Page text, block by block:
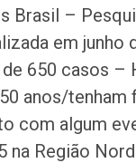
Brasil –
em junho
650 casos –
anos/tenham
com algum
na Região